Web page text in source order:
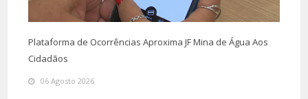
Plataforma de Ocorrências Aproxima JF Mina de Água Aos
Cidadãos
06 Agosto 2026